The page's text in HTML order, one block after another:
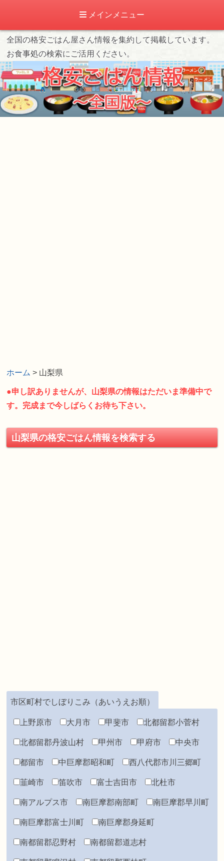
メインメニュー
全国の格安ごはん屋さん情報を集約して掲載しています。
お食事処の検索にご活用ください。
ホーム > 山梨県
●申し訳ありませんが、山梨県の情報はただいま準備中で
す。完成まで今しばらくお待ち下さい。
山梨県の格安ごはん情報を検索する
市区町村でしぼりこみ（あいうえお順）
上野原市 大月市 甲斐市 北都留郡小菅村
北都留郡丹波山村 甲州市 甲府市 中央市
都留市 中巨摩郡昭和町 西八代郡市川三郷町
韮崎市 笛吹市 富士吉田市 北杜市
南アルプス市 南巨摩郡南部町 南巨摩郡早川町
南巨摩郡富士川町 南巨摩郡身延町
南都留郡忍野村 南都留郡道志村